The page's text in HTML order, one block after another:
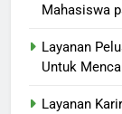
Mahasiswa
Layanan
Untuk
Layanan